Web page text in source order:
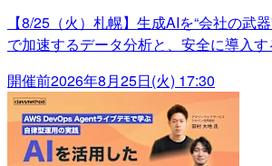
【8/25（火）札幌】生成AIを“会社の武
で加速するデータ分析と、安全に導入
開催前2026年8月25日(火) 17:30